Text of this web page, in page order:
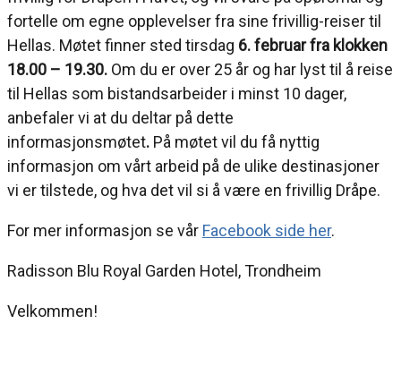
fortelle om egne opplevelser fra sine frivillig-reiser til
Hellas. Møtet finner sted tirsdag 6. februar fra klokken
18.00 – 19.30. Om du er over 25 år og har lyst til å reise
til Hellas som bistandsarbeider i minst 10 dager,
anbefaler vi at du deltar på dette
informasjonsmøtet. På møtet vil du få nyttig
informasjon om vårt arbeid på de ulike destinasjoner
vi er tilstede, og hva det vil si å være en frivillig Dråpe.
For mer informasjon se vår Facebook side her.
Radisson Blu Royal Garden Hotel, Trondheim
Velkommen!